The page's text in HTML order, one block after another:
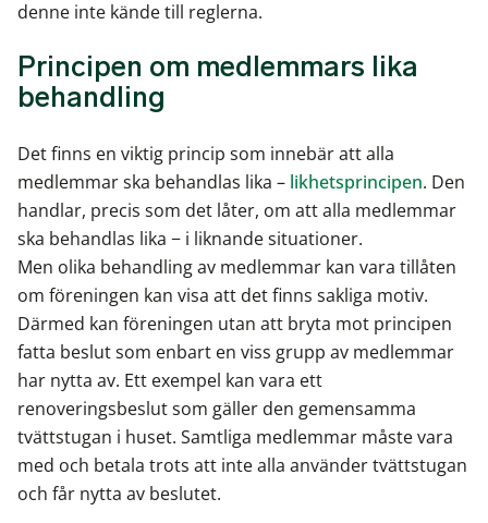
denne inte kände till reglerna.
Principen om medlemmars lika
behandling
Det finns en viktig princip som innebär att alla
medlemmar ska behandlas lika – likhetsprincipen. Den
handlar, precis som det låter, om att alla medlemmar
ska behandlas lika − i liknande situationer.
Men olika behandling av medlemmar kan vara tillåten
om föreningen kan visa att det finns sakliga motiv.
Därmed kan föreningen utan att bryta mot principen
fatta beslut som enbart en viss grupp av medlemmar
har nytta av. Ett exempel kan vara ett
renoveringsbeslut som gäller den gemensamma
tvättstugan i huset. Samtliga medlemmar måste vara
med och betala trots att inte alla använder tvättstugan
och får nytta av beslutet.